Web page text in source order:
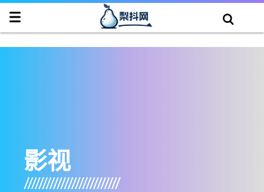
影视